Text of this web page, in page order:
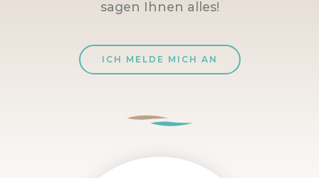
sagen Ihnen alles!
ICH MELDE MICH AN